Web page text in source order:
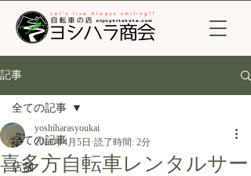
記事
全ての記事
店舗
全ての記事
喜多方自転車レンタルサー
yoshiharasyoukai
2019年4月5日 読了時間: 2分